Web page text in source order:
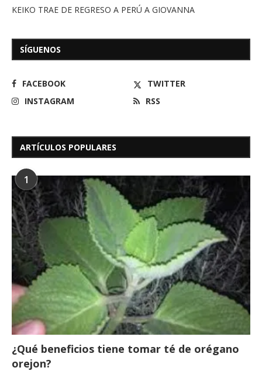
KEIKO TRAE DE REGRESO A PERÚ A GIOVANNA
SÍGUENOS
FACEBOOK
TWITTER
INSTAGRAM
RSS
ARTÍCULOS POPULARES
1
¿Qué beneficios tiene tomar té de orégano
orejon?